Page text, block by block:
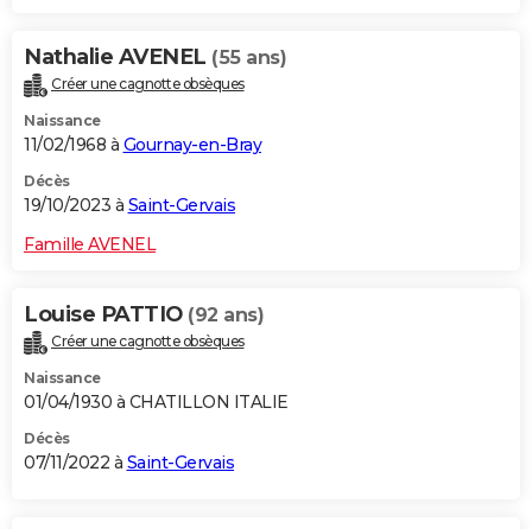
Nathalie AVENEL (55 ans)
Créer une cagnotte obsèques
Naissance
11/02/1968 à Gournay-en-Bray
Décès
19/10/2023 à Saint-Gervais
Famille AVENEL
Louise PATTIO (92 ans)
Créer une cagnotte obsèques
Naissance
01/04/1930 à CHATILLON ITALIE
Décès
07/11/2022 à Saint-Gervais